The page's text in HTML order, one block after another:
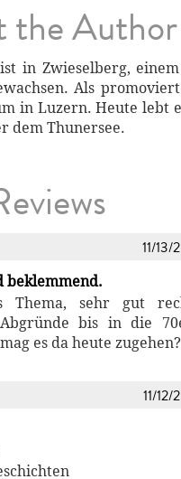
the Author
in Zwieselberg,
Als
in Luzern. Heute lebt
dem Thunersee.
11/13/
beklemmend.
Thema, sehr gut
Abgründe bis in die
es da heute zugehen?
11/